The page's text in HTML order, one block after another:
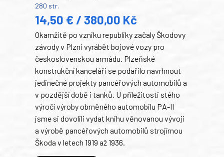
280 str.
14,50 € / 380,00 Kč
Okamžitě po vzniku republiky začaly Škodovy
závody v Plzni vyrábět bojové vozy pro
československou armádu. Plzeňské
konstrukční kanceláři se podařilo navrhnout
jedinečné projekty pancéřových automobilů a
v pozdější době i tanků. U příležitosti stého
výročí výroby obrněného automobilu PA-II
jsme si dovolili vydat knihu věnovanou vývoji
a výrobě pancéřových automobilů strojírnou
Škoda v letech 1919 až 1936.